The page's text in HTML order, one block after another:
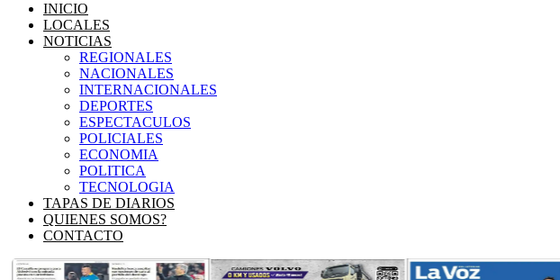
INICIO
LOCALES
NOTICIAS
REGIONALES
NACIONALES
INTERNACIONALES
DEPORTES
ESPECTACULOS
POLICIALES
ECONOMIA
POLITICA
TECNOLOGIA
TAPAS DE DIARIOS
QUIENES SOMOS?
CONTACTO